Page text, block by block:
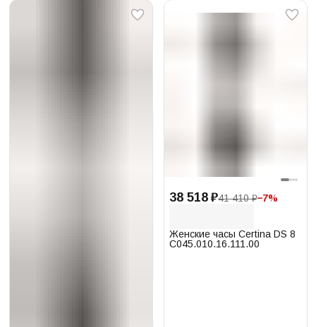
38 518 ₽41 410 ₽−7%
Женские часы Certina DS 8
C045.010.16.111.00